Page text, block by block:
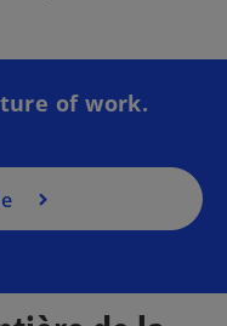
of work.
a
n
v